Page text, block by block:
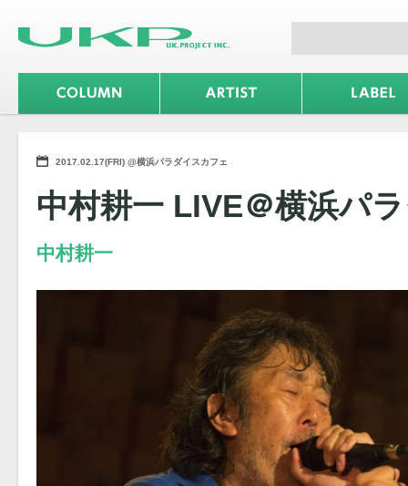
2017.02.17(FRI) @横浜パラダイスカフェ
中村耕一 LIVE＠横浜パ
中村耕一